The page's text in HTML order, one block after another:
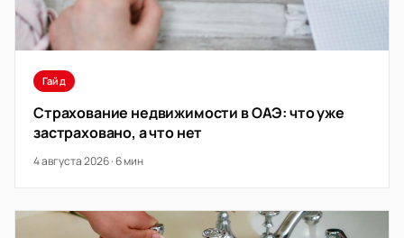
Гайд
Страхование недвижимости в ОАЭ: что уже
застраховано, а что нет
4 августа 2026 · 6 мин